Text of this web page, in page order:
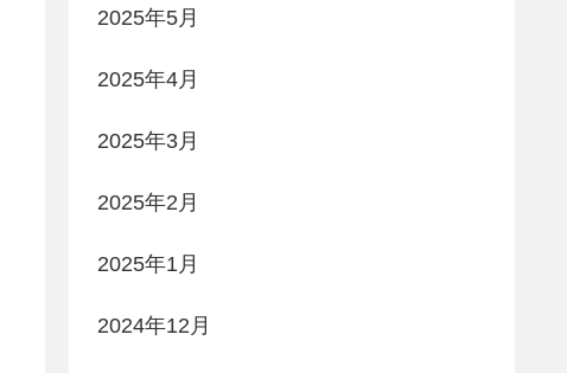
2025年5月
2025年4月
2025年3月
2025年2月
2025年1月
2024年12月